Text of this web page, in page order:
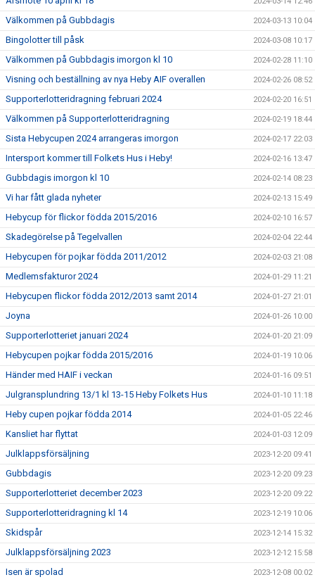
Välkommen på Gubbdagis 2024-03-13 10:04
Bingolotter till påsk 2024-03-08 10:17
Välkommen på Gubbdagis imorgon kl 10 2024-02-28 11:10
Visning och beställning av nya Heby AIF overallen 2024-02-26 08:52
Supporterlotteridragning februari 2024 2024-02-20 16:51
Välkommen på Supporterlotteridragning 2024-02-19 18:44
Sista Hebycupen 2024 arrangeras imorgon 2024-02-17 22:03
Intersport kommer till Folkets Hus i Heby! 2024-02-16 13:47
Gubbdagis imorgon kl 10 2024-02-14 08:23
Vi har fått glada nyheter 2024-02-13 15:49
Hebycup för flickor födda 2015/2016 2024-02-10 16:57
Skadegörelse på Tegelvallen 2024-02-04 22:44
Hebycupen för pojkar födda 2011/2012 2024-02-03 21:08
Medlemsfakturor 2024 2024-01-29 11:21
Hebycupen flickor födda 2012/2013 samt 2014 2024-01-27 21:01
Joyna 2024-01-26 10:00
Supporterlotteriet januari 2024 2024-01-20 21:09
Hebycupen pojkar födda 2015/2016 2024-01-19 10:06
Händer med HAIF i veckan 2024-01-16 09:51
Julgransplundring 13/1 kl 13-15 Heby Folkets Hus 2024-01-10 11:18
Heby cupen pojkar födda 2014 2024-01-05 22:46
Kansliet har flyttat 2024-01-03 12:09
Julklappsförsäljning 2023-12-20 09:41
Gubbdagis 2023-12-20 09:23
Supporterlotteriet december 2023 2023-12-20 09:22
Supporterlotteridragning kl 14 2023-12-19 10:06
Skidspår 2023-12-14 15:32
Julklappsförsäljning 2023 2023-12-12 15:58
Isen är spolad 2023-12-08 00:02